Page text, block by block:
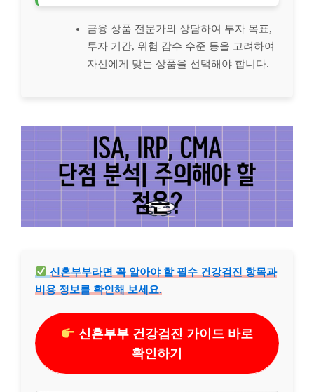
금융 상품 전문가와 상담하여 투자 목표,
투자 기간, 위험 감수 수준 등을 고려하여
자신에게 맞는 상품을 선택해야 합니다.
신혼부부라면 꼭 알아야 할 필수 건강검진 항목과
비용 정보를 확인해 보세요.
신혼부부 건강검진 가이드 바로
확인하기